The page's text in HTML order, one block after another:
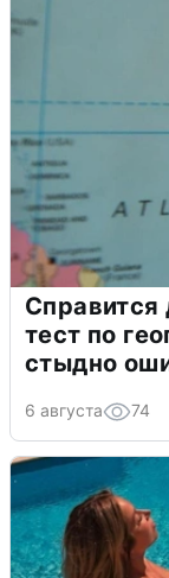
тест по
стыдно
6 августа 74